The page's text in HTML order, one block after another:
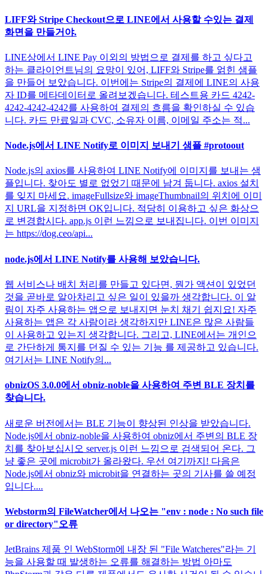
LIFF와 Stripe Checkout으로 LINE에서 사용할 수있는 결제
화면을 만들거야.
LINE상에서 LINE Pay 이외의 방법으로 결제를 하고 싶다고
하는 클라이언트님의 요망이 있어, LIFF와 Stripe를 얽힌 샘플
을 만들어 보았습니다. 이번에는 Stripe의 결제에 LINE의 사용
자 ID를 메타데이터로 올려보겠습니다. 테스트용 카드 4242-
4242-4242-4242를 사용하여 결제의 흐름을 확인하실 수 있습
니다. 카드 만료일과 CVC, 소유자 이름, 이메일 주소는 적...
Node.js에서 LINE Notify로 이미지 보내기 샘플 #protoout
Node.js의 axios를 사용하여 LINE Notify에 이미지를 보내는 샘
플입니다. 찾아도 별로 없었기 때문에 남겨 둡니다. axios 설치
를 잊지 마세요. imageFullsize와 imageThumbnail의 위치에 이미
지 URL을 지정하면 OK입니다. 적당히 이용하고 싶은 화상으
로 변경합시다. app.js 이런 느낌으로 보내집니다. 이번 이미지
는 https://dog.ceo/api...
node.js에서 LINE Notify를 사용해 보았습니다.
웹 서비스나 배치 처리를 만들고 있다면, 뭔가 액션이 있었던
것을 곧바로 알아차리고 싶은 일이 있을까 생각합니다. 이 알
림이 자주 사용하는 앱으로 보내지면 눈치 채기 쉽지요! 자주
사용하는 앱은 각 사람이라 생각하지만 LINE은 많은 사람들
이 사용하고 있는지 생각합니다. 그리고, LINE에서는 개인으
로 간단하게 통지를 던질 수 있는 기능 를 제공하고 있습니다.
여기서는 LINE Notify의...
obnizOS 3.0.0에서 obniz-noble을 사용하여 주변 BLE 장치를
찾습니다.
새로운 버전에서는 BLE 기능이 향상된 인상을 받았습니다.
Node.js에서 obniz-noble을 사용하여 obniz에서 주변의 BLE 장
치를 찾아보십시오 server.js 이런 느낌으로 검색되어 온다. 그
냥 좋은 곳에 microbit가 올라왔다. 우선 여기까지! 다음은
Node.js에서 obniz와 microbit을 연결하는 곳의 기사를 쓸 예정
입니다....
Webstorm의 FileWatcher에서 나오는 "env : node : No such file
or directory"오류
JetBrains 제품 인 WebStorm에 내장 된 "File Watcheres"라는 기
능을 사용할 때 발생하는 오류를 해결하는 방법 아마도